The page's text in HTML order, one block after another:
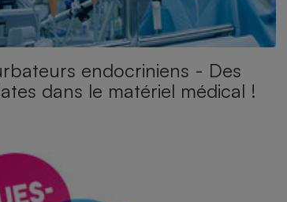
endocriniens - Des
dans le matériel médical !